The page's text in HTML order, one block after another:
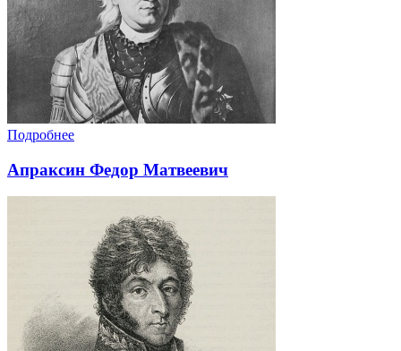
Подробнее
Апраксин Федор Матвеевич